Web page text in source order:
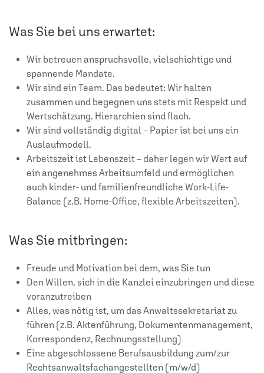
Was Sie bei uns erwartet:
Wir betreuen anspruchsvolle, vielschichtige und
spannende Mandate.
Wir sind ein Team. Das bedeutet: Wir halten
zusammen und begegnen uns stets mit Respekt und
Wertschätzung. Hierarchien sind flach.
Wir sind vollständig digital – Papier ist bei uns ein
Auslaufmodell.
Arbeitszeit ist Lebenszeit – daher legen wir Wert auf
ein angenehmes Arbeitsumfeld und ermöglichen
auch kinder- und familienfreundliche Work-Life-
Balance (z.B. Home-Office, flexible Arbeitszeiten).
Was Sie mitbringen:
Freude und Motivation bei dem, was Sie tun
Den Willen, sich in die Kanzlei einzubringen und diese
voranzutreiben
Alles, was nötig ist, um das Anwaltssekretariat zu
führen (z.B. Aktenführung, Dokumentenmanagement,
Korrespondenz, Rechnungsstellung)
Eine abgeschlossene Berufsausbildung zum/zur
Rechtsanwaltsfachangestellten (m/w/d)